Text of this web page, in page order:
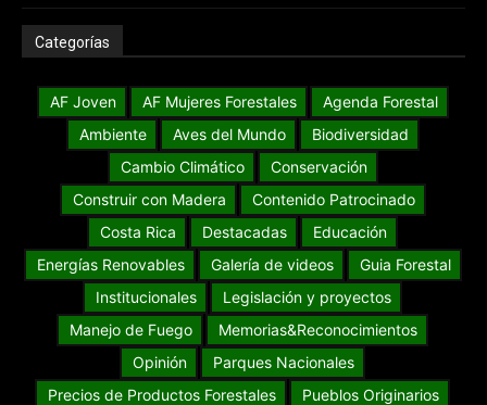
Categorías
AF Joven AF Mujeres Forestales
Agenda Forestal
Ambiente
Aves del Mundo
Biodiversidad
Cambio Climático
Conservación
Construir con Madera
Contenido Patrocinado
Costa Rica
Destacadas
Educación
Energías Renovables
Galería de videos
Guia Forestal
Institucionales
Legislación y proyectos
Manejo de Fuego
Memorias&Reconocimientos
Opinión
Parques Nacionales
Precios de Productos Forestales
Pueblos Originarios